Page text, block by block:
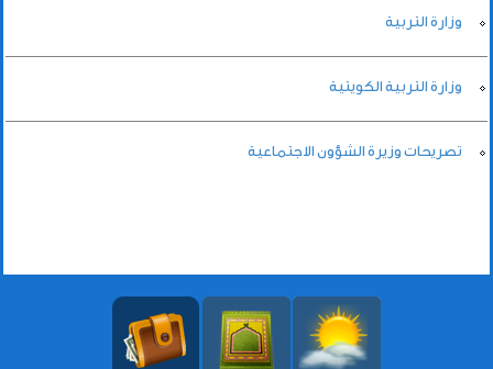
وزارة التربية
وزارة التربية الكويتية
تصريحات وزيرة الشؤون الاجتماعية